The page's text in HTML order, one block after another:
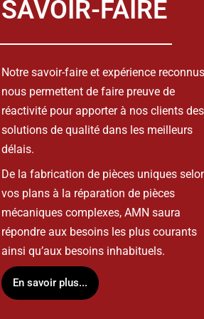
SAVOIR-FAIRE
Notre savoir-faire et expérience reconnus
nous permettent de faire preuve de
réactivité pour apporter à nos clients des
solutions de qualité dans les meilleurs
délais.
De la fabrication de pièces uniques
vos plans à la réparation de pièces
mécaniques complexes, AMN saura
répondre aux besoins les plus courants
ainsi qu’aux besoins inhabituels.
En savoir plus...